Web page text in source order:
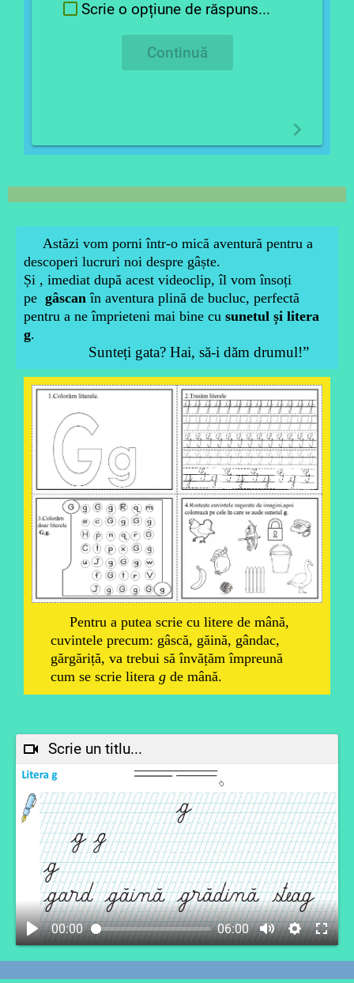
Scrie o opțiune de răspuns...
Continuă
Astăzi vom porni într-o mică aventură pentru a
descoperi lucruri noi despre gâște.
Și , imediat după acest videoclip, îl vom însoți
pe gâscan în aventura plină de bucluc, perfectă
pentru a ne împrieteni mai bine cu sunetul și litera
g.
Sunteți gata? Hai, să-i dăm drumul!”
Pentru a putea scrie cu litere de mână,
cuvintele precum: gâscă, găină, gândac,
gărgăriță, va trebui să învățăm împreună
cum se scrie litera g de mână.
Scrie un titlu...
00:00 06:00